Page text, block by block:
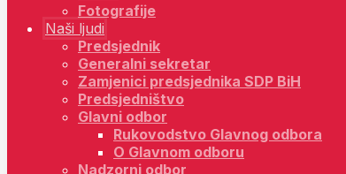
Fotografije
Naši ljudi
Predsjednik
Generalni sekretar
Zamjenici predsjednika SDP BiH
Predsjedništvo
Glavni odbor
Rukovodstvo Glavnog odbora
O Glavnom odboru
Nadzorni odbor